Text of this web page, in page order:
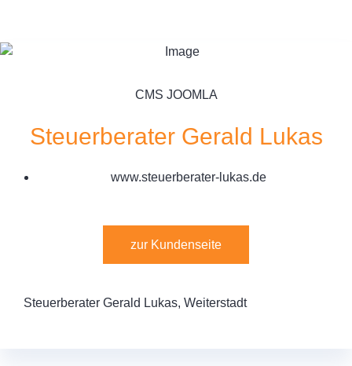
CMS JOOMLA
Steuerberater Gerald Lukas
www.steuerberater-lukas.de
zur Kundenseite
Steuerberater Gerald Lukas, Weiterstadt